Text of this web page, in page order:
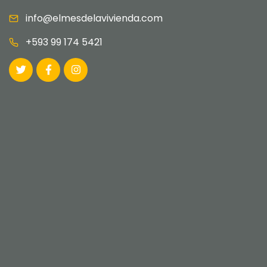
info@elmesdelavivienda.com
+593 99 174 5421